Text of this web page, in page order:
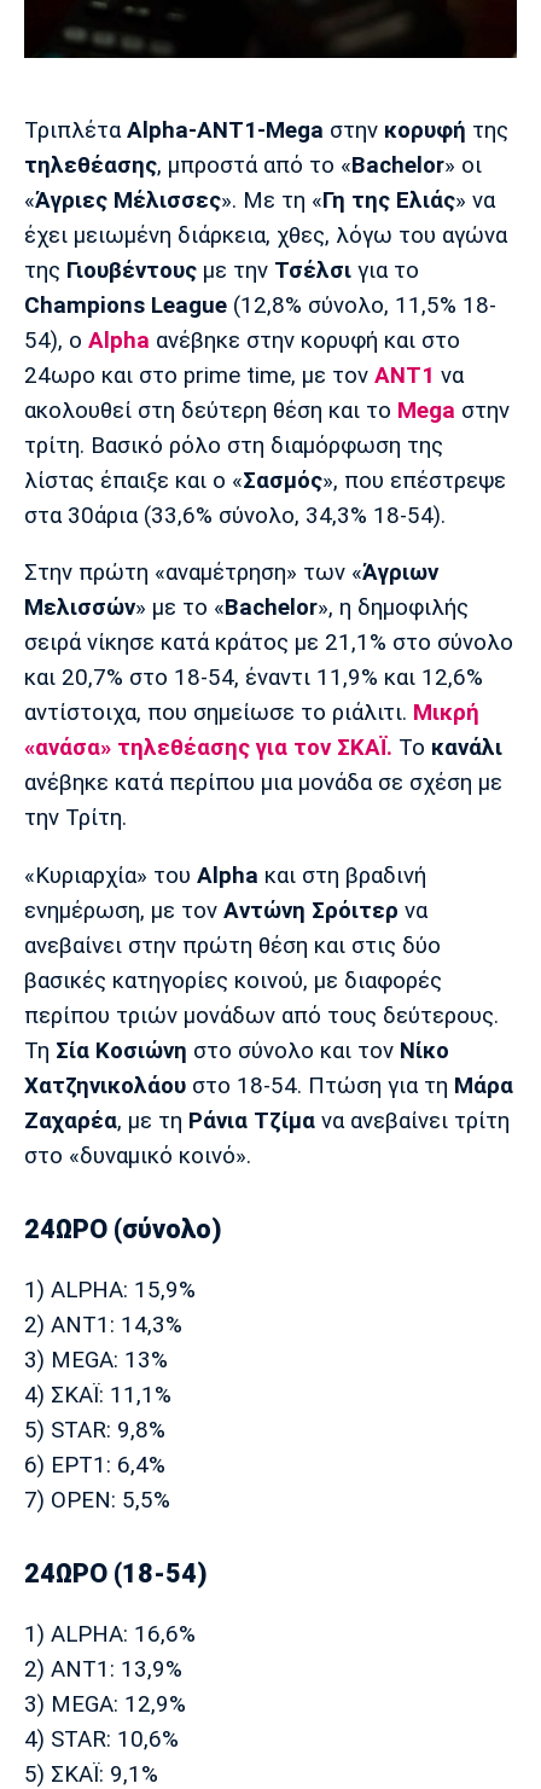
Cine Spot
Παρασκήνιο
Ιωνικός
Μπαρτσελόνα
Ρεάλ
Μαδρίτης
Ατλέτικο
Μαδρίτης
Μάντσεστερ
Γιουνάιτεντ
Τσέλσι Άρσεναλ
Λίβερπουλ
Μάντσεστερ
Σίτι
Γιουβέντους
Μίλαν Μπάγερν
Μπορούσια
Ντόρτμουντ
Ζερμέν
Μαρσέιγ
Μονακό
Ερυθρός
Αστέρας
Τότεναμ
Πόρτο Μπενφίκα
ΤριπλέταAlpha-ΑΝΤ1-Mega στην κορυφή της
τηλεθέασης, μπροστά από το «Bachelor» οι
«Άγριες Μέλισσες». Με τη «Γη της Ελιάς» να
έχει μειωμένη διάρκεια, χθες, λόγω του αγώνα
της Γιουβέντους με την Τσέλσι για το
Champions League (12,8% σύνολο, 11,5% 18-
54), ο Alpha ανέβηκε στην κορυφή και στο
24ωρο και στο prime time, με τον ΑΝΤ1 να
ακολουθεί στη δεύτερη θέση και το Mega στην
τρίτη. Βασικό ρόλο στη διαμόρφωση της
λίστας έπαιξε και ο «Σασμός», που επέστρεψε
στα 30άρια (33,6% σύνολο, 34,3% 18-54).
Στην πρώτη «αναμέτρηση» των «Άγριων
Μελισσών» με το «Bachelor», η δημοφιλής
σειρά νίκησε κατά κράτος με 21,1% στο σύνολο
και 20,7% στο 18-54, έναντι 11,9% και 12,6%
αντίστοιχα, που σημείωσε το ριάλιτι. Μικρή
«ανάσα» τηλεθέασηςγια τον ΣΚΑΪ. Το κανάλι
ανέβηκε κατά περίπου μια μονάδα σε σχέση με
την Τρίτη.
«Κυριαρχία» του Alpha και στη βραδινή
ενημέρωση, με τον Αντώνη Σρόιτερ να
ανεβαίνει στην πρώτη θέση και στις δύο
βασικές κατηγορίες κοινού, με διαφορές
περίπου τριών μονάδων από τους δεύτερους.
Τη Σία Κοσιώνη στο σύνολο και τον Νίκο
Χατζηνικολάου στο 18-54. Πτώση για τη Μάρα
Ζαχαρέα, με τη Ράνια Τζίμα να ανεβαίνει τρίτη
στο «δυναμικό κοινό».
24ΩΡΟ (σύνολο)
1) ALPHA: 15,9%
2) ΑΝΤ1: 14,3%
3) MEGA: 13%
4) ΣΚΑΪ: 11,1%
5) STAR: 9,8%
6) ΕΡΤ1: 6,4%
7) OPEN: 5,5%
24ΩΡΟ (18-54)
1) ALPHA: 16,6%
2) ΑΝΤ1: 13,9%
3) MEGA: 12,9%
4) STAR: 10,6%
5) ΣΚΑΪ: 9,1%